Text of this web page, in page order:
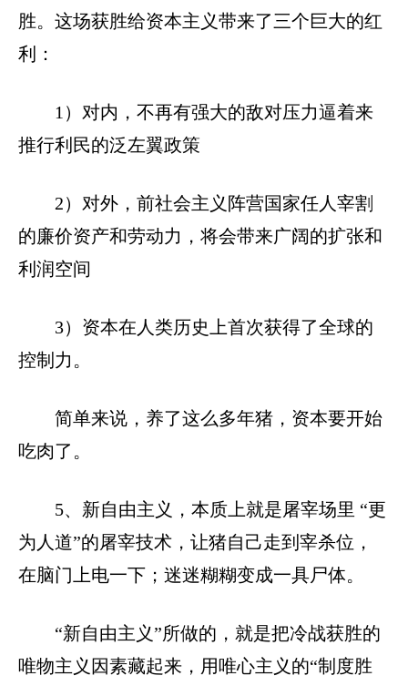
胜。这场获胜给资本主义带来了三个巨大的红
利：
1）对内，不再有强大的敌对压力逼着来
推行利民的泛左翼政策
2）对外，前社会主义阵营国家任人宰割
的廉价资产和劳动力，将会带来广阔的扩张和
利润空间
3）资本在人类历史上首次获得了全球的
控制力。
简单来说，养了这么多年猪，资本要开始
吃肉了。
5、新自由主义，本质上就是屠宰场里 “更
为人道”的屠宰技术，让猪自己走到宰杀位，
在脑门上电一下；迷迷糊糊变成一具尸体。
“新自由主义”所做的，就是把冷战获胜的
唯物主义因素藏起来，用唯心主义的“制度胜